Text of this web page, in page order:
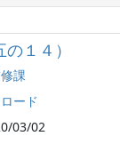
１４）
課
ード
03/02